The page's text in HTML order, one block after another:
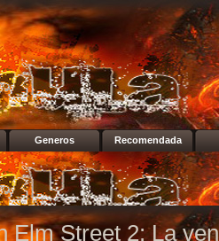
Generos Recomendada
Elm Street 2: La